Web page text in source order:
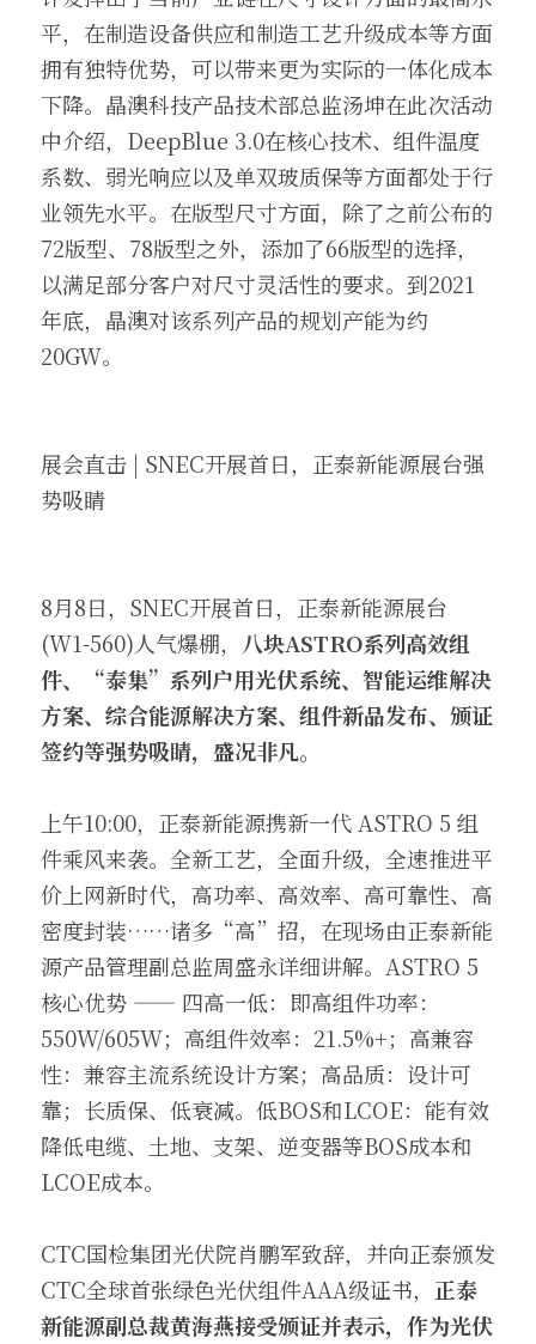
平，在制造设备供应和制造工艺升级成本等方面
拥有独特优势，可以带来更为实际的一体化成本
下降。晶澳科技产品技术部总监汤坤在此次活动
中介绍，DeepBlue 3.0在核心技术、组件温度
系数、弱光响应以及单双玻质保等方面都处于行
业领先水平。在版型尺寸方面，除了之前公布的
72版型、78版型之外，添加了66版型的选择，
以满足部分客户对尺寸灵活性的要求。到2021
年底，晶澳对该系列产品的规划产能为约
20GW。
展会直击 | SNEC开展首日，正泰新能源展台强
势吸睛
8月8日，SNEC开展首日，正泰新能源展台
(W1-560)人气爆棚， 八块ASTRO系列高效组
件、“泰集”系列户用光伏系统、智能运维解决
方案、综合能源解决方案、组件新品发布、颁证
签约等强势吸睛，盛况非凡。
上午10:00，正泰新能源携新一代 ASTRO 5 组
件乘风来袭。全新工艺，全面升级，全速推进平
价上网新时代，高功率、高效率、高可靠性、高
密度封装……诸多“高”招，在现场由正泰新能
源产品管理副总监周盛永详细讲解。ASTRO 5
核心优势 —— 四高一低：即高组件功率：
550W/605W；高组件效率：21.5%+；高兼容
性：兼容主流系统设计方案；高品质：设计可
靠；长质保、低衰减。低BOS和LCOE：能有效
降低电缆、土地、支架、逆变器等BOS成本和
LCOE成本。
CTC国检集团光伏院肖鹏军致辞，并向正泰颁发
CTC全球首张绿色光伏组件AAA级证书， 正泰
新能源副总裁黄海燕接受颁证并表示，作为光伏